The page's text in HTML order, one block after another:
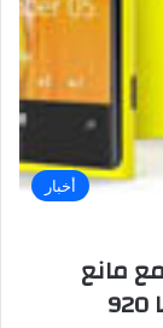
أخبار
مانع